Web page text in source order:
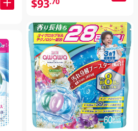
$93